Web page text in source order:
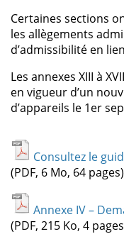
Certaines sections
les allègements
d’admissibilité en
Les annexes XIII à
en vigueur d’un
d’appareils le 1er
Consultez le
(PDF, 6 Mo, 64 pages)
Annexe IV –
(PDF, 215 Ko, 4